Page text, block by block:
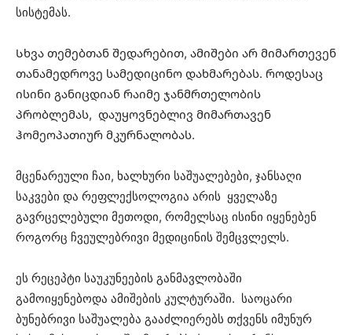
სისტემას.
Სხვა თემებთან შედარებით, ამიშები არ მიმართევენ
თანამედროვე სამედიცინო დახმარებას. როდესაც
ისინი განიცდიან რაიმე ჯანმრთელობის
პრობლემას, დაუყოვნებლივ მიმართავენ
ჰომეოპათიურ მკურნალობას.
მცენარეული ჩაი, ხალხური საშუალებები, ჯანსაღი
საკვები და რეფლექსოლოგია არის ყველაზე
გავრცელებული მეთოდი, რომელსაც ისინი იყენებენ
როგორც ჩვეულებრივი მედიცინის შემცვლელს.
ეს რეცეპტი საუკუნეების განმავლობაში
გამოიყენებოდა ამიშების კულტურაში. საოცარი
ბუნებრივი საშუალება გააძლიერებს თქვენს იმუნურ